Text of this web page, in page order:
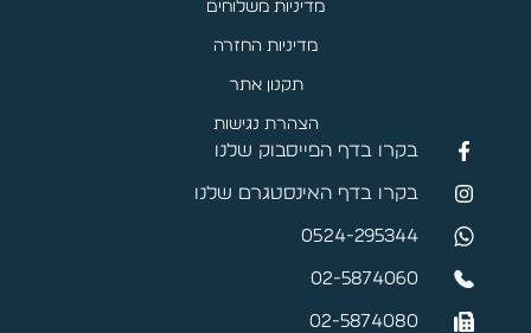
מדיניות משלוחים
מדיניות החזרה
תקנון אתר
הצהרת נגישות
בקרו בדף הפייסבוק שלנו
בקרו בדף האינסטגרם שלנו
0524-295344
02-5874060
02-5874080